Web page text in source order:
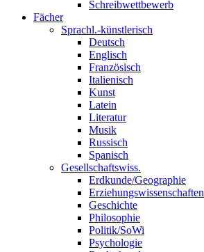
Schreibwettbewerb
Fächer
Sprachl.-künstlerisch
Deutsch
Englisch
Französisch
Italienisch
Kunst
Latein
Literatur
Musik
Russisch
Spanisch
Gesellschaftswiss.
Erdkunde/Geographie
Erziehungswissenschaften
Geschichte
Philosophie
Politik/SoWi
Psychologie